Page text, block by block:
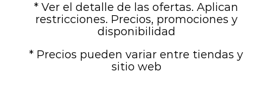
* Ver el detalle de las ofertas. Aplican
restricciones. Precios, promociones y
disponibilidad
* Precios pueden variar entre tiendas y
sitio web